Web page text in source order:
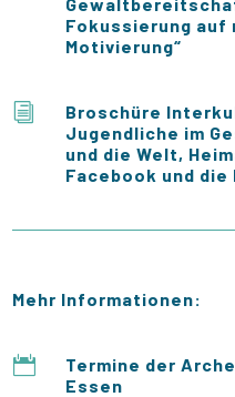
Fokussierung auf
Motivierung“
i
Broschüre
Jugendliche im
und die Welt,
Facebook und die
Mehr Informationen:

Termine der
Essen